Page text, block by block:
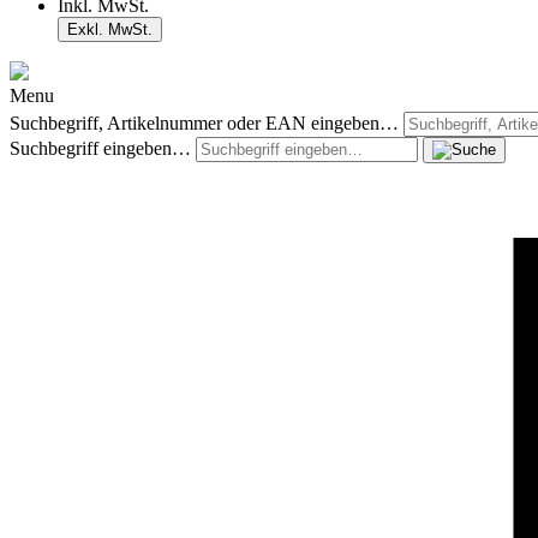
Inkl. MwSt.
Exkl. MwSt.
Menu
Suchbegriff, Artikelnummer oder EAN eingeben…
Suchbegriff eingeben…